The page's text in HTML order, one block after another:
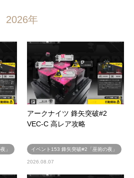
2026年
」
アークナイツ 鋒矢突破#2
VEC-C 高レア攻略
イベント153 鋒矢突破#2「巫術の夜」
2026.08.07